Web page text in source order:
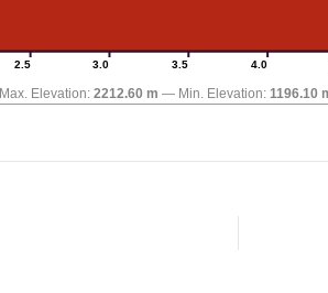
2.5 3.0 3.5 4.0
Max. Elevation: 2212.60 m Min. Elevation: 1196.10